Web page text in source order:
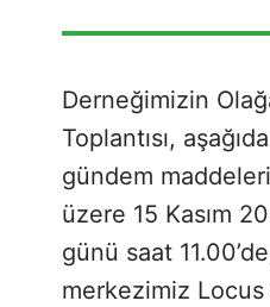
Derneğimizin
Toplantısı,
gündem
üzere 15 Kasım
günü saat
merkezimiz